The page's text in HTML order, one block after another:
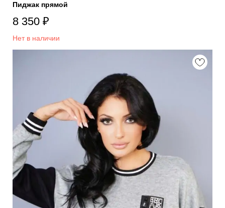
Пиджак прямой
8 350 ₽
Нет в наличии